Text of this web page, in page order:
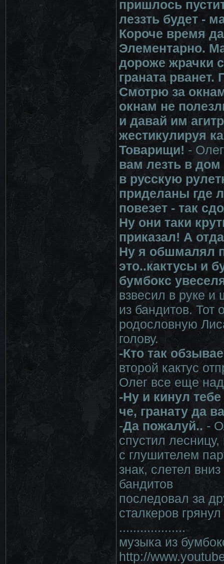
пришлось
леззть будет -
Короче время
Элементарно.
дороже жрачки
граната
Смотрю за
окнам не
и давай им
жестикулируя
Товарищи!- Олег
вам лезть в дом
в русскую
приделаны где
повезет - так
Ну они таки
приказал! А
Ну я обшмалял
это..кактусы и
бумбокс
взвесил в руке и
из бандитов. Тот
родословную
голову.
-Кто так
второй кактус
Олег все еще
-Ну и кинул
че, гранату да
-Да пожалуй..-
спустил лесницу,
с глушителем
знак, слетел
бандитов
последовал за
сталкеров
...................
музыка из
http://